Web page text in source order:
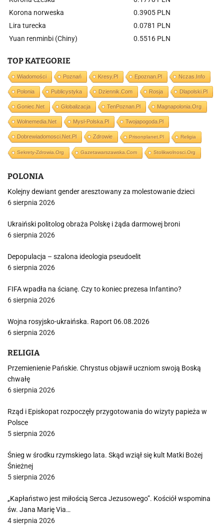
Korona norweska
0.3905 PLN
Lira turecka
0.0781 PLN
Yuan renminbi (Chiny)
0.5516 PLN
TOP KATEGORIE
Wiadomości Poznań Kresy.pl Epoznan.pl Nczas.info
Polonia Publicystyka Dziennik.com Rosja Dlapolski.pl
Goniec.net Globalizacja TenPoznan.pl Magnapolonia.org
Wolnemedia.net Mysl-Polska.pl Twojapogoda.pl
Dobrewiadomosci.net.pl Zdrowie Prisonplanet.pl Religia
Sekrety-Zdrowia.org Gazetawarszawska.com Stolikwolnosci.org
POLONIA
Kolejny dewiant gender aresztowany za molestowanie dzieci
6 sierpnia 2026
Ukraiński politolog obraża Polskę i żąda darmowej broni
6 sierpnia 2026
Depopulacja – szalona ideologia pseudoelit
6 sierpnia 2026
FIFA wpadła na ścianę. Czy to koniec prezesa Infantino?
6 sierpnia 2026
Wojna rosyjsko-ukraińska. Raport 06.08.2026
6 sierpnia 2026
RELIGIA
Przemienienie Pańskie. Chrystus objawił uczniom swoją Boską
chwałę
6 sierpnia 2026
Rząd i Episkopat rozpoczęły przygotowania do wizyty papieża w
Polsce
5 sierpnia 2026
Śnieg w środku rzymskiego lata. Skąd wziął się kult Matki Bożej
Śnieżnej
5 sierpnia 2026
„Kapłaństwo jest miłością Serca Jezusowego”. Kościół wspomina
św. Jana Marię Via…
4 sierpnia 2026